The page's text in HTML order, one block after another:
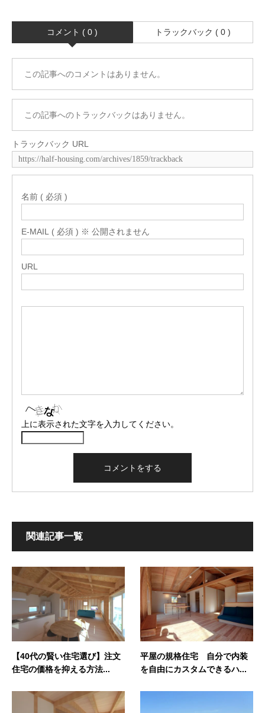
コメント ( 0 ) トラックバック ( 0 )
この記事へのコメントはありません。
この記事へのトラックバックはありません。
トラックバック URL
名前 ( 必須 )
E-MAIL ( 必須 ) ※ 公開されません
URL
上に表示された文字を入力してください。
関連記事一覧
【40代の賢い住宅選び】注文
住宅の価格を抑える方法...
平屋の規格住宅 自分で内装
を自由にカスタムできるハ...